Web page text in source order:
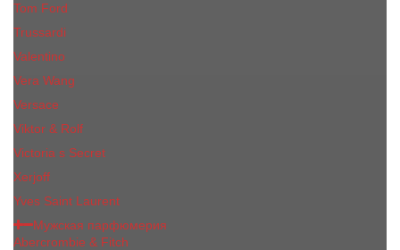
Tom Ford
Trussardi
Valentino
Vera Wang
Versace
Viktor & Rolf
Victoria s Secret
Xerjoff
Yves Saint Laurent
Мужская парфюмерия
Abercrombie & Fitch